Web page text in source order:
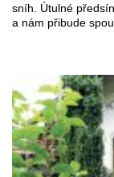
sníh. Útulné
a nám přibude